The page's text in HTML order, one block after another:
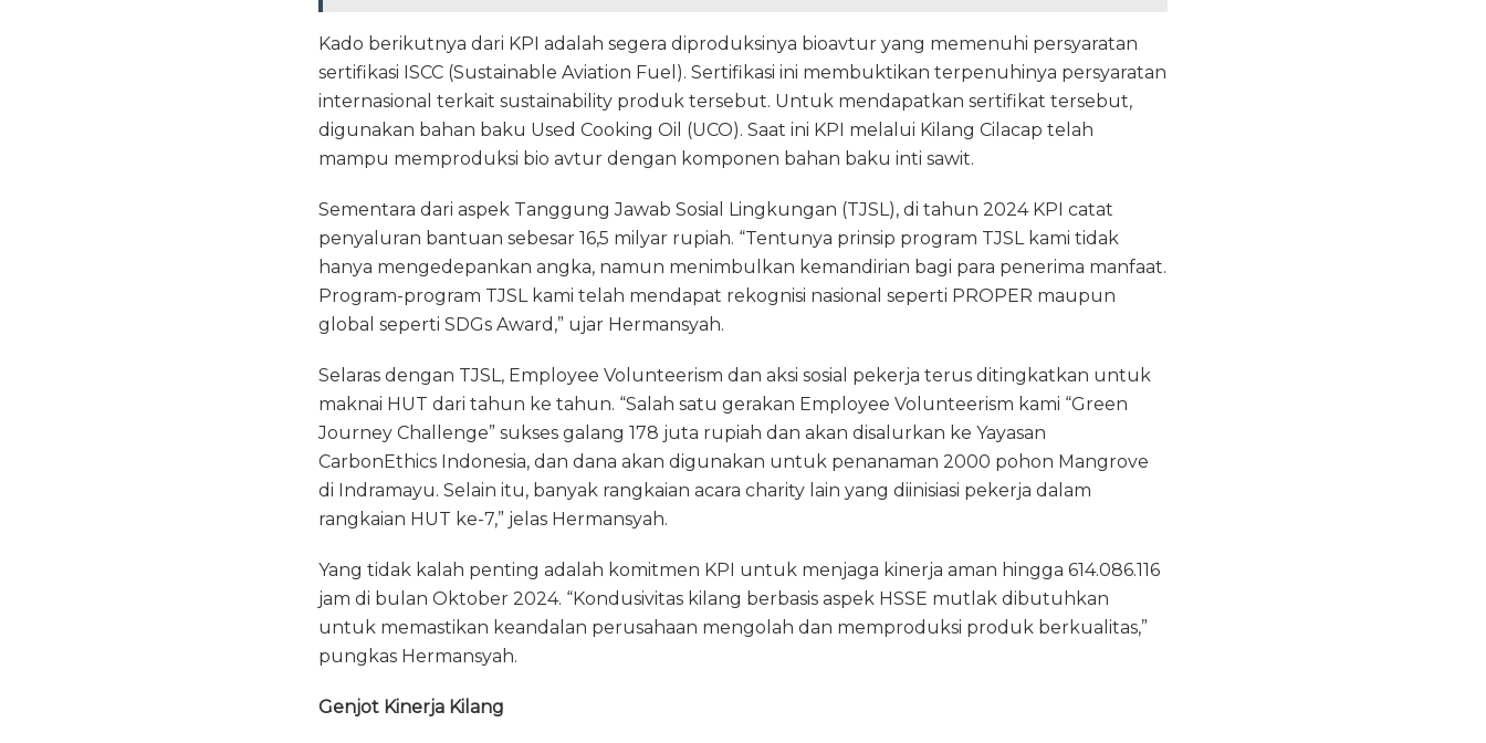
Kado berikutnya dari KPI adalah segera diproduksinya bioavtur yang memenuhi persyaratan
sertifikasi ISCC (Sustainable Aviation Fuel). Sertifikasi ini membuktikan terpenuhinya persyaratan
internasional terkait sustainability produk tersebut. Untuk mendapatkan sertifikat tersebut,
digunakan bahan baku Used Cooking Oil (UCO). Saat ini KPI melalui Kilang Cilacap telah
mampu memproduksi bio avtur dengan komponen bahan baku inti sawit.
Sementara dari aspek Tanggung Jawab Sosial Lingkungan (TJSL), di tahun 2024 KPI catat
penyaluran bantuan sebesar 16,5 milyar rupiah. “Tentunya prinsip program TJSL kami tidak
hanya mengedepankan angka, namun menimbulkan kemandirian bagi para penerima manfaat.
Program-program TJSL kami telah mendapat rekognisi nasional seperti PROPER maupun
global seperti SDGs Award,” ujar Hermansyah.
Selaras dengan TJSL, Employee Volunteerism dan aksi sosial pekerja terus ditingkatkan untuk
maknai HUT dari tahun ke tahun. “Salah satu gerakan Employee Volunteerism kami “Green
Journey Challenge” sukses galang 178 juta rupiah dan akan disalurkan ke Yayasan
CarbonEthics Indonesia, dan dana akan digunakan untuk penanaman 2000 pohon Mangrove
di Indramayu. Selain itu, banyak rangkaian acara charity lain yang diinisiasi pekerja dalam
rangkaian HUT ke-7,” jelas Hermansyah.
Yang tidak kalah penting adalah komitmen KPI untuk menjaga kinerja aman hingga 614.086.116
jam di bulan Oktober 2024. “Kondusivitas kilang berbasis aspek HSSE mutlak dibutuhkan
untuk memastikan keandalan perusahaan mengolah dan memproduksi produk berkualitas,”
pungkas Hermansyah.
Genjot Kinerja Kilang